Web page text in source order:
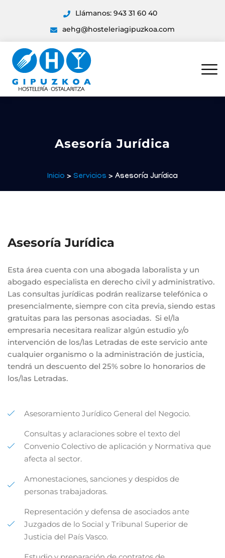
Llámanos: 943 31 60 40
aehg@hosteleriagipuzkoa.com
Asesoría Jurídica
Inicio > Servicios > Asesoría Jurídica
Asesoría Jurídica
Esta área cuenta con una abogada laboralista y un
abogado especialista en derecho civil y administrativo.
Las consultas jurídicas podrán realizarse telefónica o
presencialmente, siempre con cita previa, siendo estas
gratuitas para las personas asociadas. Si el/la
empresaria necesitara realizar algún estudio y/o
intervención de los/las Letradas de este servicio ante
cualquier organismo o la administración de justicia,
tendrá un descuento del 25% sobre lo honorarios de
los/las Letradas.
Asesoramiento Jurídico General del Negocio.
Consultas y aclaraciones sobre el texto del
Convenio Colectivo de aplicación y Normativa que
afecta al sector.
Amonestaciones, sanciones y despidos de
personas trabajadoras.
Representación y defensa de asociados ante
Juzgados de lo Social y Tribunal Superior de
Justicia del País Vasco.